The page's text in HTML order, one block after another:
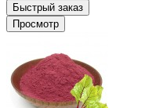
Быстрый заказ
Просмотр